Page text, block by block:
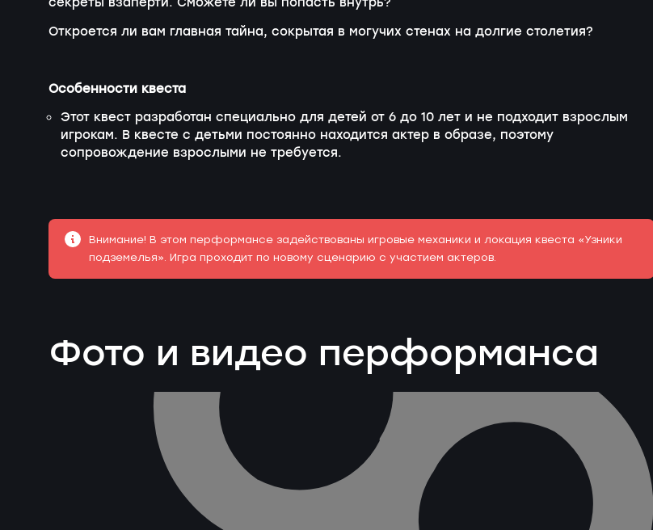
Откроется ли вам главная тайна, сокрытая в могучих стенах на долгие столетия?
Особенности квеста
Этот квест разработан специально для детей от 6 до 10 лет и не подходит взрослым
игрокам. В квесте с детьми постоянно находится актер в образе, поэтому
сопровождение взрослыми не требуется.
Внимание! В этом перформансе задействованы игровые механики и локация квеста «Узники
подземелья». Игра проходит по новому сценарию с участием актеров.
Фото и видео перформанса